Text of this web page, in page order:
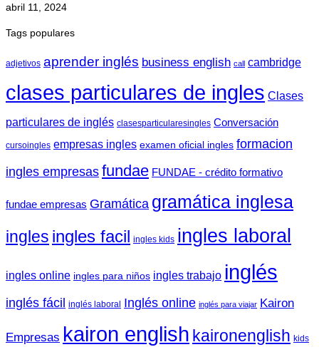
abril 11, 2024
Tags populares
adjetivos aprender inglés business english call cambridge
clases particulares de ingles Clases
particulares de inglés clasesparticularesingles Conversación
cursoingles empresas ingles examen oficial ingles formacion
ingles empresas fundae FUNDAE - crédito formativo
fundae empresas Gramática gramática inglesa
ingles ingles facil ingles kids ingles laboral
ingles online ingles para niños ingles trabajo inglés
inglés fácil inglés laboral Inglés online inglés para viajar Kairon
Empresas kairon english kaironenglish kids